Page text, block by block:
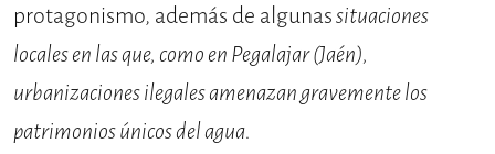
protagonismo, además de algunassituaciones
locales en las que, como en Pegalajar (Jaén),
urbanizaciones ilegales amenazan gravemente los
patrimonios únicos del agua.